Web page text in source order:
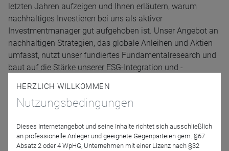
letzten Jahren aufzeigen und Ihnen erläutern, warum
nachhaltiges Investieren bei uns als aktiver
Investmentmanager gut aufgehoben ist. Unser Angebot an
nachhaltigen Strategien, das globale Anleihen und Aktien
umfasst, nutzt unser fundiertes Fundamentalresearch und
baut auf die Stärke unserer ESG-Integration und -
identifizieren.
Belinda Gan, ESG Investment Director, wird unseren
themenübergreifenden globalen Ansatz aufzeigen, und wo
HERZLICH WILLKOMMEN
Nutzungsbedingungen
Dieses Internetangebot und seine Inhalte richtet sich ausschließlich
an professionelle Anleger und geeignete Gegenparteien gem. §67
Absatz 2 oder 4 WpHG, Unternehmen mit einer Lizenz nach §32